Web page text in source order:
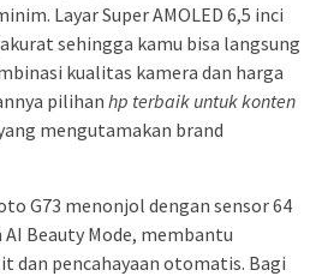
Layar Super AMOLED 6,5 inci
sehingga kamu bisa langsung
kualitas kamera dan harga
pilihan hp terbaik untuk konten
mengutamakan brand
G73 menonjol dengan sensor 64
AI Beauty Mode, membantu
dan pencahayaan otomatis. Bagi